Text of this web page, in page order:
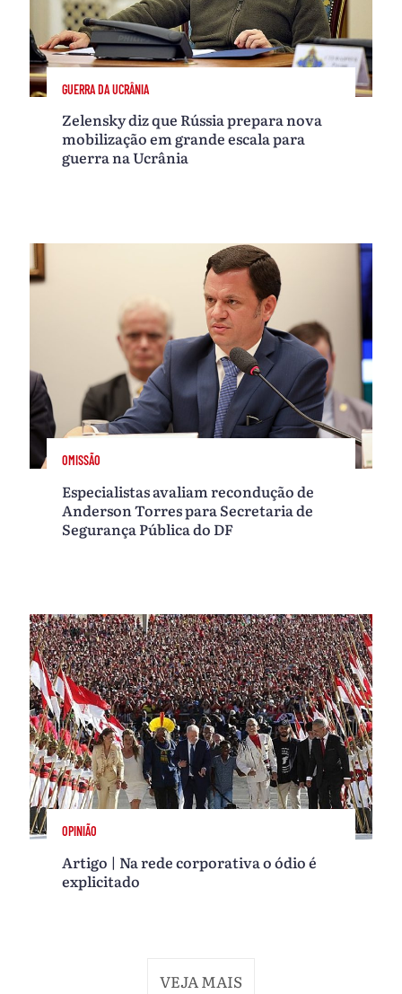
GUERRA DA UCRÂNIA
Zelensky diz que Rússia prepara nova
mobilização em grande escala para
guerra na Ucrânia
OMISSÃO
Especialistas avaliam recondução de
Anderson Torres para Secretaria de
Segurança Pública do DF
OPINIÃO
Artigo | Na rede corporativa o ódio é
explicitado
VEJA MAIS